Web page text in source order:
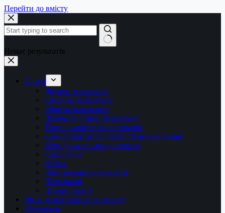
Перейти до вмісту
Немає результатів
Статті
Дитяча психологія
Сімейна психологія
Жіноча психологія
Ділова та бізнес психологія
Тілесно-орієнтована терапія
Саморозвиток та особистісне зростання
Методики та самодопомога
Сексологія
Кейси
Направлення психології
Персоналії
Цікаво знати!
Як задати питання психологу
Матеріали